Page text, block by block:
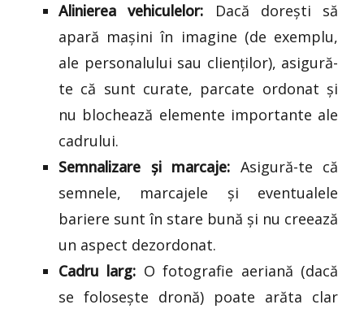
Alinierea vehiculelor: Dacă dorești să
apară mașini în imagine (de exemplu,
ale personalului sau clienților), asigură-
te că sunt curate, parcate ordonat și
nu blochează elemente importante ale
cadrului.
Semnalizare și marcaje: Asigură-te că
semnele, marcajele și eventualele
bariere sunt în stare bună și nu creează
un aspect dezordonat.
Cadru larg: O fotografie aeriană (dacă
se folosește dronă) poate arăta clar